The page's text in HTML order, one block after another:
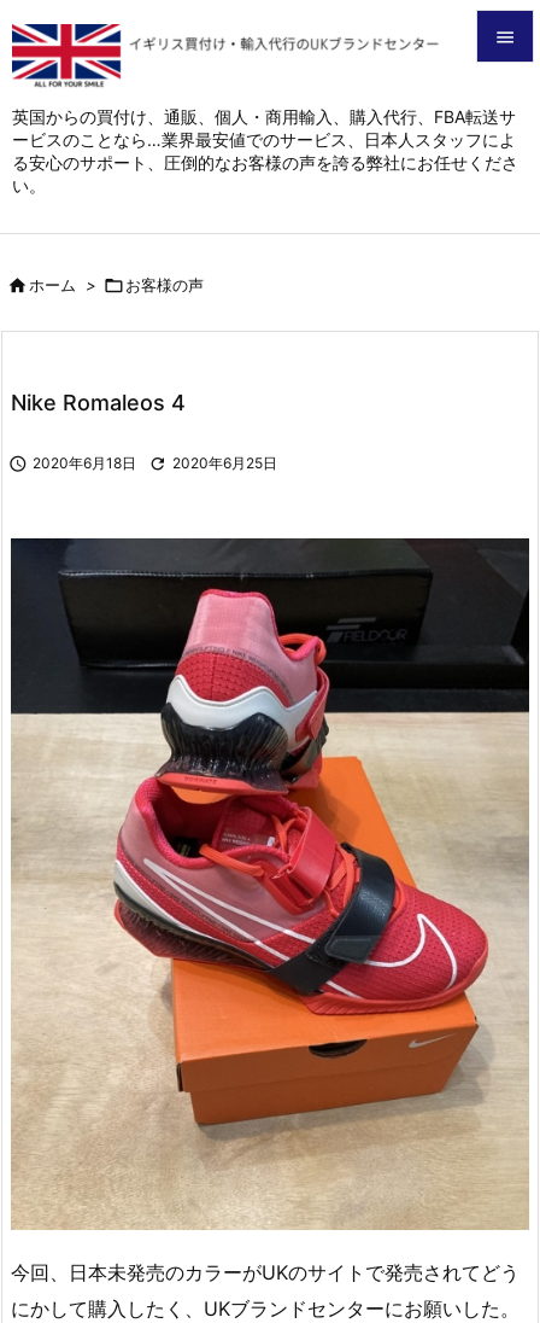
英国からの買付け、通販、個人・商用輸入、購入代行、FBA転送サ
ービスのことなら…業界最安値でのサービス、日本人スタッフによ
る安心のサポート、圧倒的なお客様の声を誇る弊社にお任せくださ
い。

メニュ

サイド
前へ

ホーム > お客様の声
Nike Romaleos 4
 2020年6月18日  2020年6月25日
今回、日本未発売のカラーがUKのサイトで発売されてどう
にかして購入したく、UKブランドセンターにお願いした。